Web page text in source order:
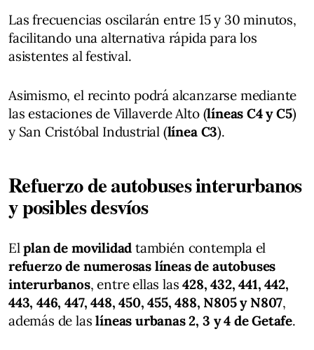
Las frecuencias oscilarán entre 15 y 30 minutos,
facilitando una alternativa rápida para los
asistentes al festival.
Asimismo, el recinto podrá alcanzarse mediante
las estaciones de Villaverde Alto (líneas C4 y C5)
y San Cristóbal Industrial (línea C3).
Refuerzo de autobuses interurbanos
y posibles desvíos
Elplan de movilidad también contempla el
refuerzo de numerosas líneas de autobuses
interurbanos, entre ellas las428, 432, 441, 442,
443, 446, 447, 448, 450, 455, 488, N805 y N807,
además de las líneas urbanas 2, 3 y 4 de Getafe.